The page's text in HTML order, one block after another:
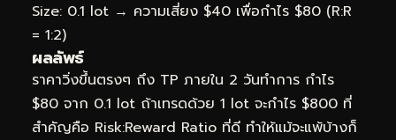
Size: 0.1 lot → ความเสี่ยง $40 เพื่อกำไร $80 (R:R
= 1:2)
ผลลัพธ์
ราคาวิ่งขึ้นตรงๆ ถึง TP ภายใน 2 วันทำการ กำไร
$80 จาก 0.1 lot ถ้าเทรดด้วย 1 lot จะกำไร $800 ที่
สำคัญคือ Risk:Reward Ratio ที่ดี ทำให้แม้จะแพ้บ้างก็